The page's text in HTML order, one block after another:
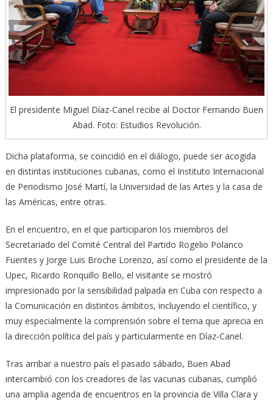
El presidente Miguel Díaz-Canel recibe al Doctor Fernando Buen
Abad. Foto: Estudios Revolución.
Dicha plataforma, se coincidió en el diálogo, puede ser acogida
en distintas instituciones cubanas, como el Instituto Internacional
de Periodismo José Martí, la Universidad de las Artes y la casa de
las Américas, entre otras.
En el encuentro, en el que participaron los miembros del
Secretariado del Comité Central del Partido Rogelio Polanco
Fuentes y Jorge Luis Broche Lorenzo, así como el presidente de la
Upec, Ricardo Ronquillo Bello, el visitante se mostró
impresionado por la sensibilidad palpada en Cuba con respecto a
la Comunicación en distintos ámbitos, incluyendo el científico, y
muy especialmente la comprensión sobre el tema que aprecia en
la dirección política del país y particularmente en Díaz-Canel.
Tras arribar a nuestro país el pasado sábado, Buen Abad
intercambió con los creadores de las vacunas cubanas, cumplió
una amplia agenda de encuentros en la provincia de Villa Clara y